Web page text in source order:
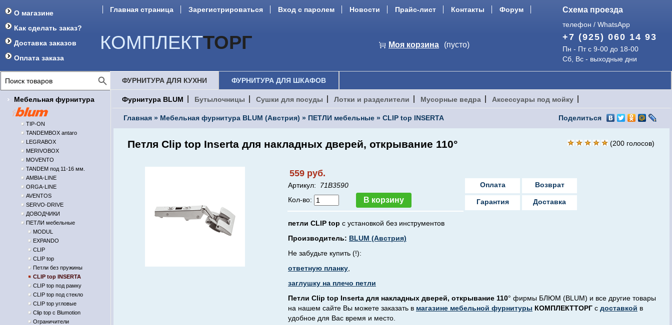
О магазине
Как сделать заказ?
Доставка заказов
Оплата заказа
Главная страница Зарегистрироваться Вход с паролем Новости Прайс-лист Контакты Форум Схема проезда
КОМПЛЕКТТОРГ Моя корзина (пусто)
телефон / WhatsApp
+7 (925) 060 14 93
Пн - Пт с 9-00 до 18-00
Сб, Вс - выходные дни
Мебельная фурнитура
TIP-ON
TANDEMBOX antaro
LEGRABOX
MERIVOBOX
MOVENTO
TANDEM под 11-16 мм.
AMBIA-LINE
ORGA-LINE
AVENTOS
SERVO-DRIVE
ДОВОДЧИКИ
ПЕТЛИ мебельные
MODUL
EXPANDO
CLIP
CLIP top
Петли без пружины
CLIP top INSERTA
CLIP top под рамку
CLIP top под стекло
CLIP top угловые
Clip top с Blumotion
Ограничители
ФУРНИТУРА ДЛЯ КУХНИ ФУРНИТУРА ДЛЯ ШКАФОВ
Фурнитура BLUM Бутылочницы Сушки для посуды Лотки и разделители Мусорные ведра Аксессуары под мойку
Главная » Мебельная фурнитура BLUM (Австрия) » ПЕТЛИ мебельные » CLIP top INSERTA Поделиться
Петля Clip top Inserta для накладных дверей, открывание 110° (200 голосов)
559 руб.
Артикул:
71B3590
Кол-во:
Оплата Возврат
Гарантия Доставка
петли CLIP top с установкой без инструментов
Производитель: BLUM (Австрия)
Не забудьте купить (!):
ответную планку
заглушку на плечо петли
Петли Clip top Inserta для накладных дверей, открывание 110° фирмы БЛЮМ (BLUM) и все другие товары
на нашем сайте Вы можете заказать в магазине мебельной фурнитуры КОМПЛЕКТТОРГ с доставкой в
удобное для Вас время и место.